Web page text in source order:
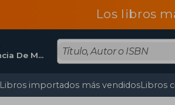
Los libros
Provincia De Madrid
Libros importados más vendidosLibros